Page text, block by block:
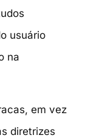
usuário
na
em vez
diretrizes